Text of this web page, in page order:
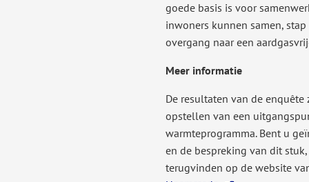
goede basis is voor
inwoners kunnen samen,
overgang naar een
Meer informatie
De resultaten van de
opstellen van een
warmteprogramma. Bent u
en de bespreking van dit
terugvinden op de website